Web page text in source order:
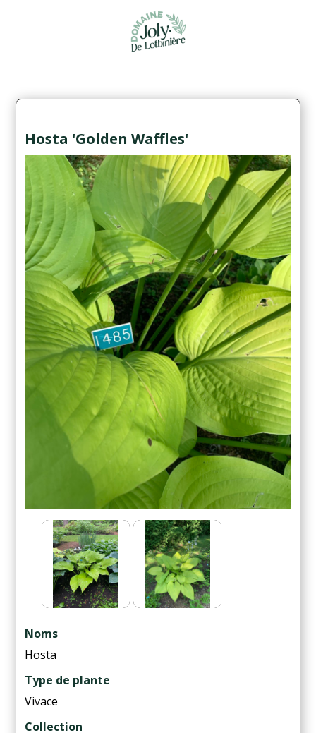
Hosta 'Golden Waffles'
Noms
Hosta
Type de plante
Vivace
Collection